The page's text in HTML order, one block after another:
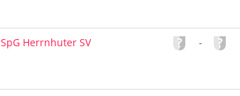
SpG Herrnhuter SV -